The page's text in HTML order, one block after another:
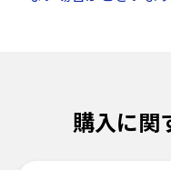
購入に関